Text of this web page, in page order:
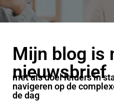
Mijn blog is
nieuwsbrief
met als doel leiders in
navigeren op de
de dag